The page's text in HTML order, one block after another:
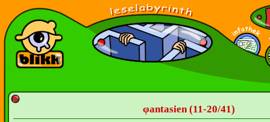
φantasien (11-20/41)